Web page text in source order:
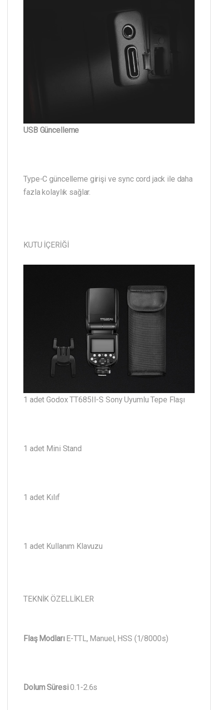
USB Güncelleme
Type-C güncelleme girişi ve sync cord jack ile daha
fazla kolaylık sağlar.
KUTU İÇERİĞİ
1 adet Godox TT685II-S Sony Uyumlu Tepe Flaşı
1 adet Mini Stand
1 adet Kılıf
1 adet Kullanım Klavuzu
TEKNİK ÖZELLİKLER
Flaş ModlarıE-TTL, Manuel, HSS (1/8000s)
Dolum Süresi0.1-2.6s